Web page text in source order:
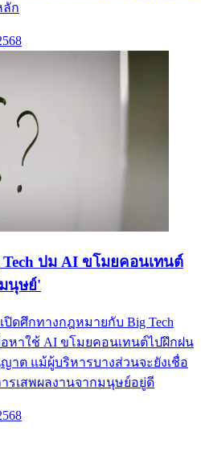
ลัก
ปม AI ขโมยคอนเทนต์
นุษย์'
ดศึกทางกฎหมายกับ Big Tech
อหาใช้ AI ขโมยคอนเทนต์ไปฝึกฝน
าต แม้ผู้บริหารบางส่วนจะยังเชื่อ
รเสพผลงานจากมนุษย์อยู่ดี